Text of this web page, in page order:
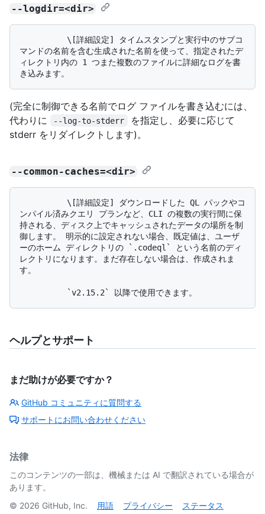
--logdir=<dir>
マンドの名前を含む生成された名前を使って、指定されたデ
ィレクトリ内の 1 つまた複数のファイルに詳細なログを書
(完全に制御できる名前でログ ファイルを書き込むには、
代わりに
--log-to-stderr
を指定し、必要に応じて
stderr をリダイレクトします)。
--common-caches=<dir>
ンパイル済みクエリ プランなど、CLI の複数の実行間に保
持される、ディスク上でキャッシュされたデータの場所を制
御します。 明示的に設定されない場合、既定値は、ユーザ
ーのホーム ディレクトリの `.codeql` という名前のディ
レクトリになります。まだ存在しない場合は、作成されま
す。
ヘルプとサポート
まだ助けが必要ですか？
GitHub コミュニティに質問する
サポートにお問い合わせください
法律
このコンテンツの一部は、機械または AI で翻訳されている場合が
あります。
© 2026 GitHub, Inc. 用語 プライバシー
ステータス